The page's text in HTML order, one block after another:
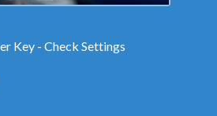
Key - Check Settings